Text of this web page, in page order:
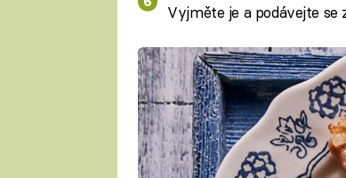
Vyjměte je a podávejte se